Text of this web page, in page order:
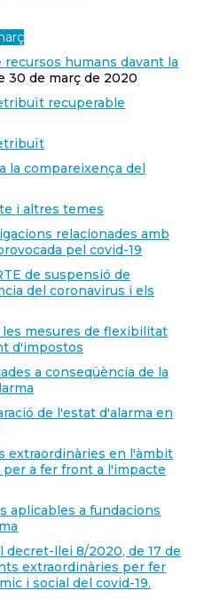
humans davant la
30 de març de 2020
recuperable
la compareixença del
i altres temes
relacionades amb
pel covid-19
de suspensió de
del coronavirus i els
mesures de flexibilitat
d'impostos
a conseqüència de la
de l'estat d'alarma en
extraordinàries en l'àmbit
a fer front a l'impacte
aplicables a fundacions
decret-llei 8/2020, de 17 de
extraordinàries per fer
i social del covid-19.